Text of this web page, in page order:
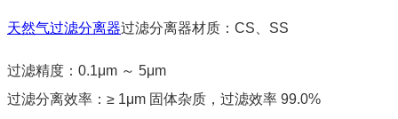
天然气过滤分离器过滤分离器材质：CS、SS
过滤精度：0.1μm ～ 5μm
过滤分离效率：≥ 1μm 固体杂质，过滤效率 99.0%